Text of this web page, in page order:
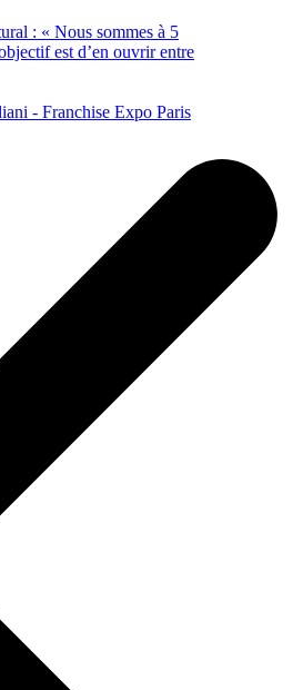
: « Nous sommes à 5
est d’en ouvrir entre
- Franchise Expo Paris